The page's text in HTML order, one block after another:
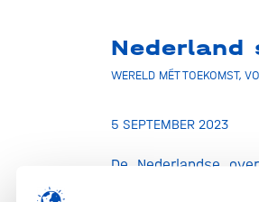
Nederland
WERELD MÉT TOEKOMST,
5 SEPTEMBER 2023
De Nederlandse
Daarmee is